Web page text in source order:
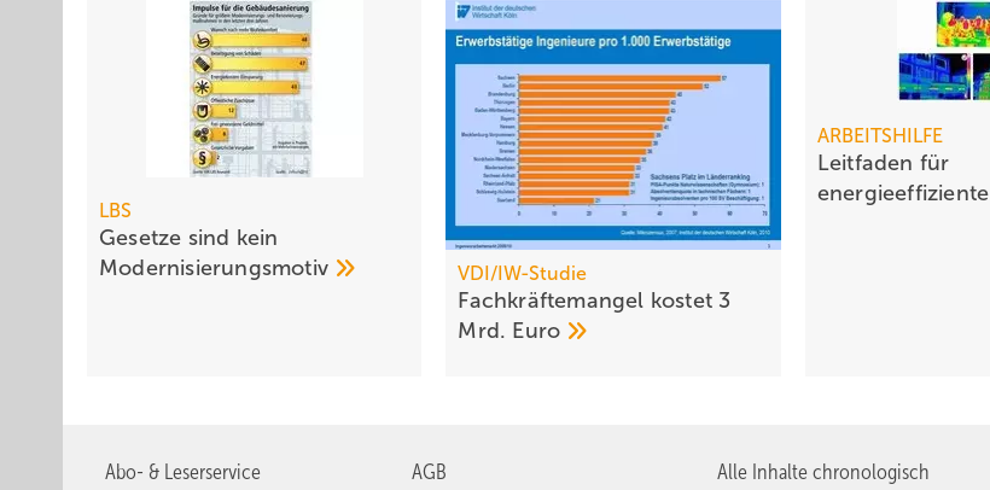
LBS
Gesetze sind kein
Modernisierungsmotiv
VDI/IW-Studie
Fachkräftemangel kostet 3
Mrd. Euro
ARBEITSHILFE
Leitfaden für
energieeffiziente
Abo- & Leserservice AGB Alle Inhalte chronologisch